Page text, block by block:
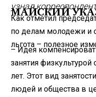
узнал
МАЙСКИЙ
Как отметил
по делам молодежи и
льгота – полезное
– Идея
занятия
лет. Этот вид
людей и общества в